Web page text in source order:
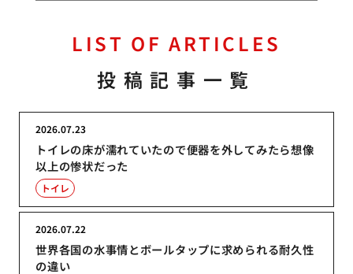
LIST OF ARTICLES
投稿記事一覧
トイレの床が濡れていたので便器を外してみたら想像
以上の惨状だった
2026.07.23
トイレ
世界各国の水事情とボールタップに求められる耐久性
の違い
2026.07.22